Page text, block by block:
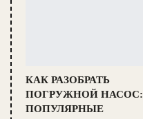
КАК РАЗОБРАТЬ
ПОГРУЖНОЙ НАСОС:
ПОПУЛЯРНЫЕ